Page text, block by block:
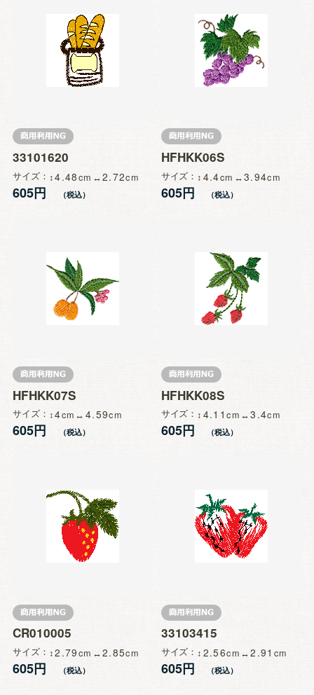
33101620
サイズ 4.48 2.72
605円
HFHKK06S
サイズ 4.4 3.94
605円
HFHKK07S
サイズ 4 4.59
605円
HFHKK08S
サイズ 4.11 3.4
605円
CR010005
サイズ 2.79 2.85
605円
33103415
サイズ 2.56 2.91
605円